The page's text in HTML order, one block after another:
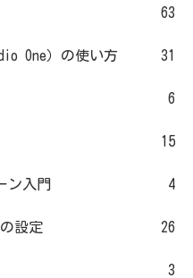
63
One）の使い方 31
6
15
ン入門 4
設定 26
3